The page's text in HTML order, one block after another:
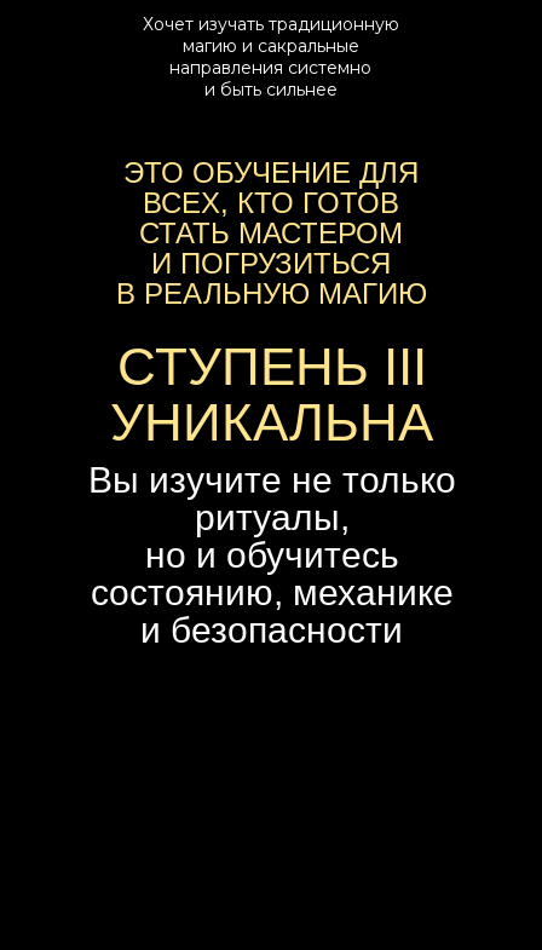
ЭТО ОБУЧЕНИЕ ДЛЯ
ВСЕХ, КТО ГОТОВ
СТАТЬ МАСТЕРОМ
И ПОГРУЗИТЬСЯ
В РЕАЛЬНУЮ МАГИЮ
Хочет изучать традиционную
магию и сакральные
направления системно
и быть сильнее
СТУПЕНЬ III
УНИКАЛЬНА
Вы изучите не только
ритуалы,
но и обучитесь
состоянию, механике
и безопасности